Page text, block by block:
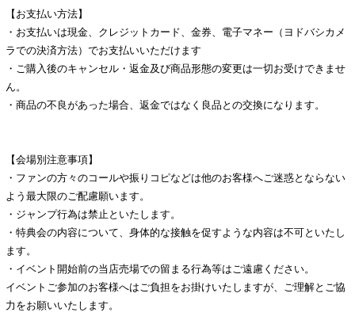
【お支払い方法】
・お支払いは現金、クレジットカード、金券、電子マネー（ヨドバシカメ
ラでの決済方法）でお支払いいただけます
・ご購入後のキャンセル・返金及び商品形態の変更は一切お受けできませ
ん。
・商品の不良があった場合、返金ではなく良品との交換になります。
【会場別注意事項】
・ファンの方々のコールや振りコピなどは他のお客様へご迷惑とならない
よう最大限のご配慮願います。
・ジャンプ行為は禁止といたします。
・特典会の内容について、身体的な接触を促すような内容は不可といたし
ます。
・イベント開始前の当店売場での留まる行為等はご遠慮ください。
イベントご参加のお客様へはご負担をお掛けいたしますが、ご理解とご協
力をお願いいたします。